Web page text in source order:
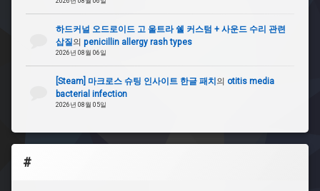
하드커널 오드로이드 고 울트라 쉘 커스텀 + 사운드 수리 관련
삽질의 penicillin allergy rash types
2026년 08월 06일
[Steam] 마크로스 슈팅 인사이트 한글 패치의 otitis media
bacterial infection
2026년 08월 05일
#